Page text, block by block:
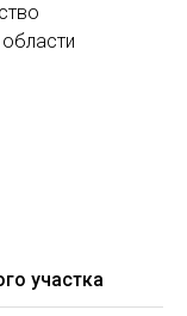
участка